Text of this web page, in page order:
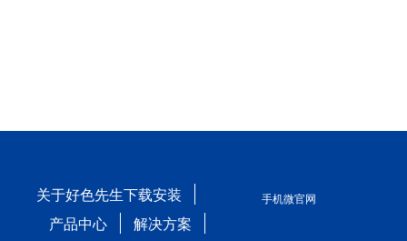
关于好色先生下载安装
产品中心
解决方案
手机微官网